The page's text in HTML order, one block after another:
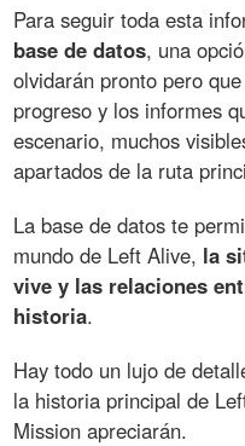
Para seguir toda esta
base de datos, una
olvidarán pronto pero
progreso y los informes
escenario, muchos
apartados de la ruta
La base de datos te
mundo de Left Alive, la
vive y las relaciones
historia.
Hay todo un lujo de
la historia principal de
Mission apreciarán.